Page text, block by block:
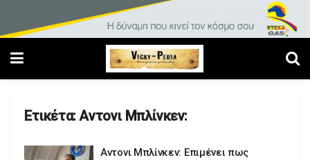
Ετικέτα:Αντονι Μπλίνκεν:
Αντονι Μπλίνκεν: Επιμένει πως